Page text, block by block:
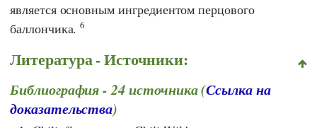
является основным ингредиентом перцового
баллончика.6
Литература - Источники:
Библиография - 24 источника (Ссылка на
доказательства)